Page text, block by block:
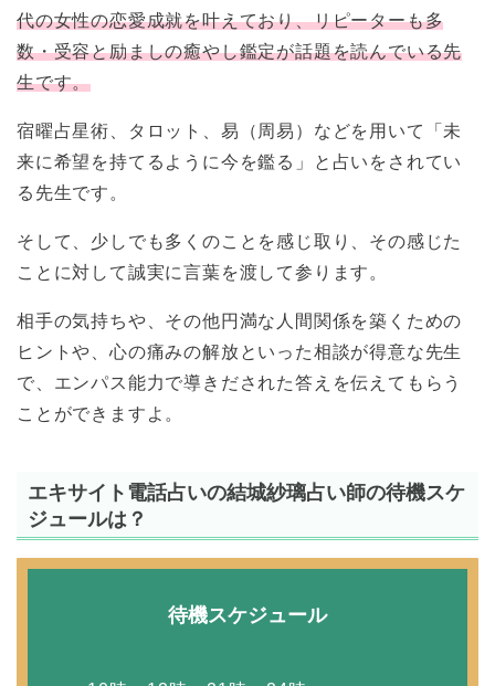
代の女性の恋愛成就を叶えており、リピーターも多
数・受容と励ましの癒やし鑑定が話題を読んでいる先
生です。
宿曜占星術、タロット、易（周易）などを用いて「未
来に希望を持てるように今を鑑る」と占いをされてい
る先生です。
そして、少しでも多くのことを感じ取り、その感じた
ことに対して誠実に言葉を渡して参ります。
相手の気持ちや、その他円満な人間関係を築くための
ヒントや、心の痛みの解放といった相談が得意な先生
で、エンパス能力で導きだされた答えを伝えてもらう
ことができますよ。
エキサイト電話占いの結城紗璃占い師の待機スケ
ジュールは？
待機スケジュール